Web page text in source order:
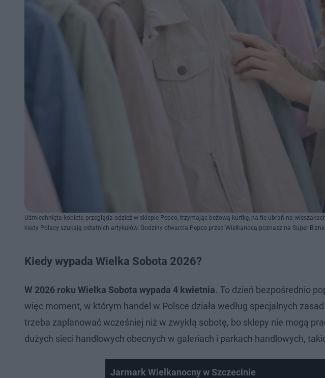
Uśmiechnięta kobieta przegląda odzież w sklepie Pepco, trzymając beżową kurtkę, na tle ubrań na
kiedy Polacy szukają ostatnich artykułów. Godziny otwarcia Pepco przed Wielkanocą poznasz na Super
Kiedy wypada Wielka Sobota 2026?
W 2026 roku Wielka Sobota wypada 4 kwietnia. To dzień bezpośrednio
więc moment, w którym handel w Polsce działa według specjalnych
trzeba zaplanować wcześniej niż w zwykłą sobotę, bo sklepy nie mogą
dużych sieci handlowych obecnych w galeriach i parkach handlowych,
Jarmark Wielkanocny w Szczecinie